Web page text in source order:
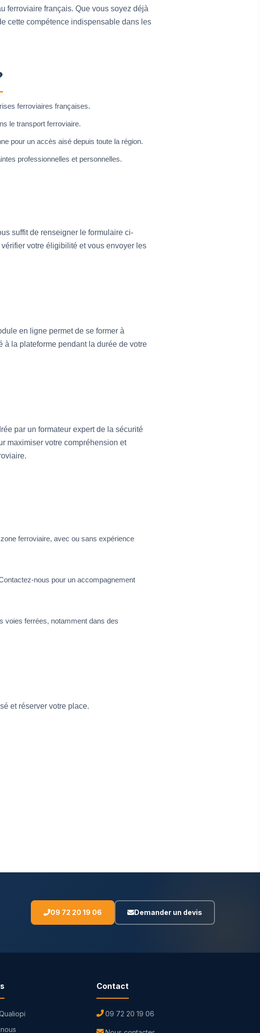
ferroviaire français. Que vous soyez déjà
cette compétence indispensable dans les
ferroviaires françaises.
le transport ferroviaire.
pour un accès aisé depuis toute la région.
professionnelles et personnelles.
suffit de renseigner le formulaire ci-
votre éligibilité et vous envoyer les
en ligne permet de se former à
à la plateforme pendant la durée de votre
par un formateur expert de la sécurité
maximiser votre compréhension et
ferroviaire, avec ou sans expérience
nous pour un accompagnement
voies ferrées, notamment dans des
et réserver votre place.
09 72 20 19 06 Demander un devis
Contact
09 72 20 19 06